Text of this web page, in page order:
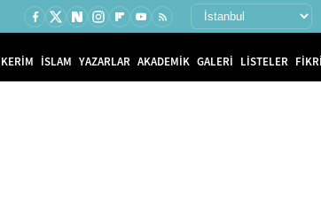
İSLAM YAZARLAR AKADEMİK GALERİ LİSTELER